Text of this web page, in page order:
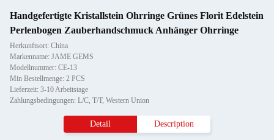
Handgefertigte Kristallstein Ohrringe Grünes Florit Edelstein
Perlenbogen Zauberhandschmuck Anhänger Ohrringe
Herkunftsort: China
Markenname: JAME GEMS
Modellnummer: CE-13
Min Bestellmenge: 2 PCS
Lieferzeit: 3-10 Arbeitstage
Zahlungsbedingungen: L/C, T/T, Western Union
Detail Description